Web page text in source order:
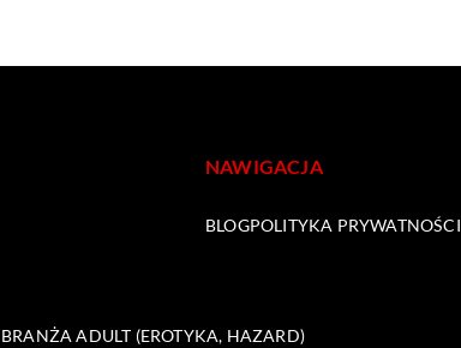
NAWIGACJA
BLOGPOLITYKA PRYWATNOŚCI
BRANŻA ADULT (EROTYKA, HAZARD)